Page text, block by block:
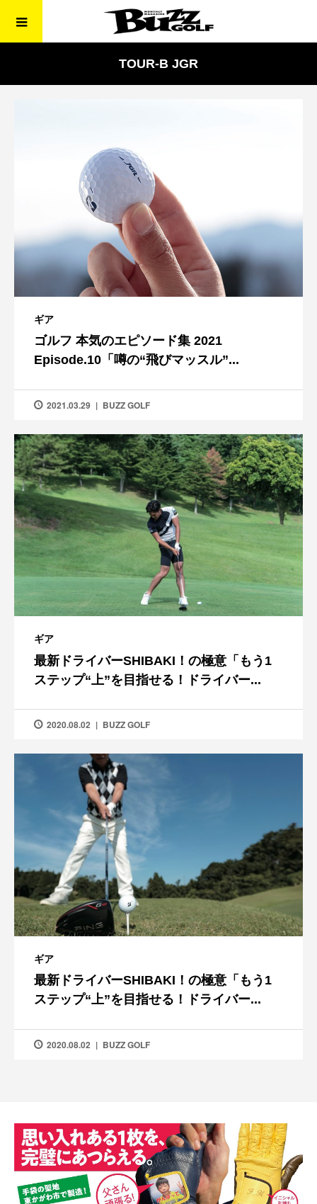
TOUR-B JGR
ギア
ゴルフ 本気のエピソード集 2021
Episode.10「噂の“飛びマッスル”...
2021.03.29 BUZZ GOLF
ギア
最新ドライバーSHIBAKI！の極意「もう1
ステップ“上”を目指せる！ドライバー...
2020.08.02 BUZZ GOLF
ギア
最新ドライバーSHIBAKI！の極意「もう1
ステップ“上”を目指せる！ドライバー...
2020.08.02 BUZZ GOLF